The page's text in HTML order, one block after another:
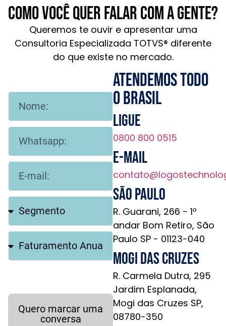
Como você quer falar com a gente?
Queremos te ouvir e apresentar uma
Consultoria Especializada TOTVS® diferente
do que existe no mercado.
Quero marcar uma
conversa
Atendemos todo
o brasil
Ligue
0800 800 0515
E-mail
São Paulo
R. Guarani, 266 - 1º
andar Bom Retiro, São
Paulo SP - 01123-040
Mogi das Cruzes
R. Carmela Dutra, 295
Jardim Esplanada,
Mogi das Cruzes SP,
08780-350